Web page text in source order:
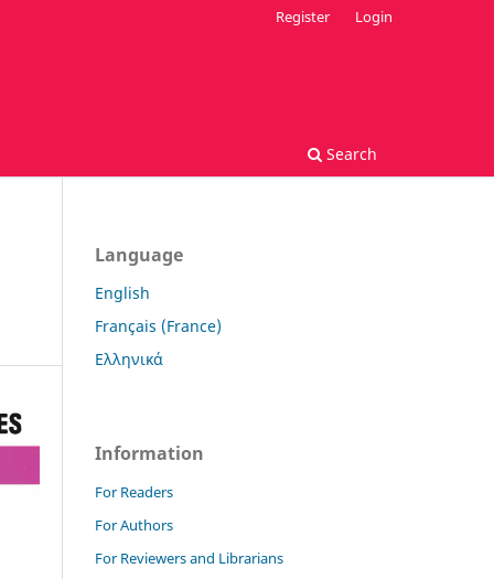
Search
Register Login
Language
English
Français (France)
Ελληνικά
Information
For Readers
For Authors
For Reviewers and Librarians